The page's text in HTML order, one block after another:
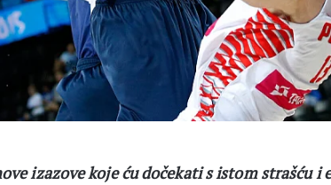
izazove koje ću dočekati s istom strašću i